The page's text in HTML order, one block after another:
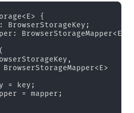
{
BrowserStorageKey;
BrowserStorageMapper<E>;
BrowserStorageMapper<E>
= key;
= mapper;